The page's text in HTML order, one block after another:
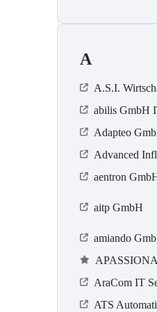
A
A.S.I.
abilis GmbH
Adapteo
Advanced
aentron
aitp GmbH
amiando
AraCom IT
ATS